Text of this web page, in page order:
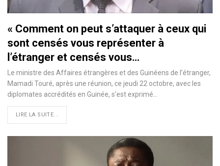
« Comment on peut s’attaquer à ceux qui
sont censés vous représenter à
l’étranger et censés vous…
Le ministre des Affaires étrangères et des Guinéens de l’étranger,
Mamadi Touré, après une réunion, ce jeudi 22 octobre, avec les
diplomates accrédités en Guinée, s’est exprimé
LIRE LA SUITE...